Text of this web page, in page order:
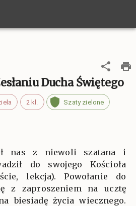
Ducha Świętego
2 kl. Szaty zielone
nas z niewoli szatana i
do swojego Kościoła
lekcja). Powołanie do
z zaproszeniem na ucztę
biesiadę życia wiecznego.